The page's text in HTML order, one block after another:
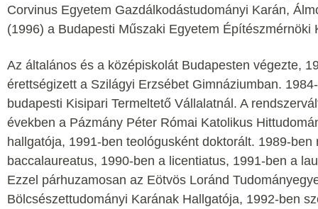
Corvinus Egyetem Gazdálkodástudományi Karán,
(1996) a Budapesti Műszaki Egyetem Építészmérnöki
Az általános és a középiskolát Budapesten végezte,
érettségizett a Szilágyi Erzsébet Gimnáziumban.
budapesti Kisipari Termeltető Vállalatnál. A
években a Pázmány Péter Római Katolikus
hallgatója, 1991-ben teológusként doktorált. 1989-ben
baccalaureatus, 1990-ben a licentiatus, 1991-ben a
Ezzel párhuzamosan az Eötvös Loránd
Bölcsészettudományi Karának Hallgatója, 1992-ben